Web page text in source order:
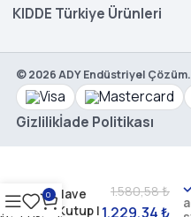
KIDDE Türkiye Ürünleri
©2026ADY Endüstriyel Çözüm.
Gizlilikİade Politikası
WEG
MSW
İlave
Kutup |
1.580,58₺
1.229,34₺
0